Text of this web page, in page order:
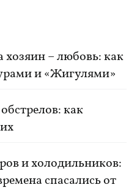
– любовь: как
и «Жигулями»
как
и холодильников:
спасались от